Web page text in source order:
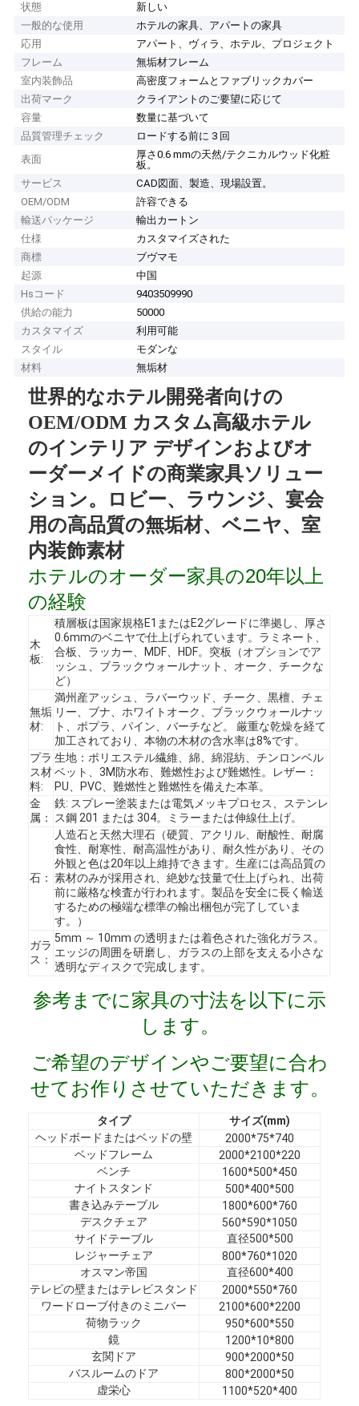
ホーム
製品
VRショー
私たちについて
工場見学
お問い合わせ
ニュース
よくある質問
今雑談しなさい
状態
新しい
一般的な使用
ホテルの家具、アパートの家具
応用
アパート、ヴィラ、ホテル、プロジェクト
フレーム
無垢材フレーム
室内装飾品
高密度フォームとファブリックカバー
出荷マーク
クライアントのご要望に応じて
容量
数量に基づいて
品質管理チェック
ロードする前に 3 回
表面
厚さ0.6 mmの天然/テクニカルウッド化粧
板。
サービス
CAD図面、製造、現場設置。
OEM/ODM
許容できる
輸送パッケージ
輸出カートン
仕様
カスタマイズされた
商標
ブヴマモ
起源
中国
Hsコード
9403509990
供給の能力
50000
カスタマイズ
利用可能
スタイル
モダンな
材料
無垢材
世界的なホテル開発者向けの
OEM/ODM カスタム高級ホテル
のインテリア デザインおよびオ
ーダーメイドの商業家具ソリュー
ション。ロビー、ラウンジ、宴会
用の高品質の無垢材、ベニヤ、室
内装飾素材
ホテルのオーダー家具の20年以上
の経験
木
板:
積層板は国家規格E1またはE2グレードに準拠し、厚さ
0.6mmのベニヤで仕上げられています。ラミネート、
合板、ラッカー、MDF、HDF。突板（オプションでア
ッシュ、ブラックウォールナット、オーク、チークな
ど）
無垢
材:
満州産アッシュ、ラバーウッド、チーク、黒檀、チェ
リー、ブナ、ホワイトオーク、ブラックウォールナッ
ト、ポプラ、パイン、バーチなど。 厳重な乾燥を経て
加工されており、本物の木材の含水率は8%です。
プラ
ス材
料:
生地：ポリエステル繊維、綿、綿混紡、チンロンベル
ベット、3M防水布、難燃性および難燃性。レザー：
PU、PVC、難燃性と難燃性を備えた本革。
金
属：
鉄: スプレー塗装または電気メッキプロセス、ステンレ
ス鋼 201 または 304。ミラーまたは伸線仕上げ。
石：
人造石と天然大理石（硬質、アクリル、耐酸性、耐腐
食性、耐寒性、耐高温性があり、耐久性があり、その
外観と色は20年以上維持できます。生産には高品質の
素材のみが採用され、絶妙な技量で仕上げられ、出荷
前に厳格な検査が行われます。製品を安全に長く輸送
するための極端な標準の輸出梱包が完了していま
す。）
ガラ
ス：
5mm ～ 10mm の透明または着色された強化ガラス。
エッジの周囲を研磨し、ガラスの上部を支える小さな
透明なディスクで完成します。
参考までに家具の寸法を以下に示
します。
ご希望のデザインやご要望に合わ
せてお作りさせていただきます。
タイプ
サイズ(mm)
ヘッドボードまたはベッドの壁
2000*75*740
ベッドフレーム
2000*2100*220
ベンチ
1600*500*450
ナイトスタンド
500*400*500
書き込みテーブル
1800*600*760
デスクチェア
560*590*1050
サイドテーブル
直径500*500
レジャーチェア
800*760*1020
オスマン帝国
直径600*400
テレビの壁またはテレビスタンド
2000*550*760
ワードローブ付きのミニバー
2100*600*2200
荷物ラック
950*600*550
鏡
1200*10*800
玄関ドア
900*2000*50
バスルームのドア
800*2000*50
虚栄心
1100*520*400